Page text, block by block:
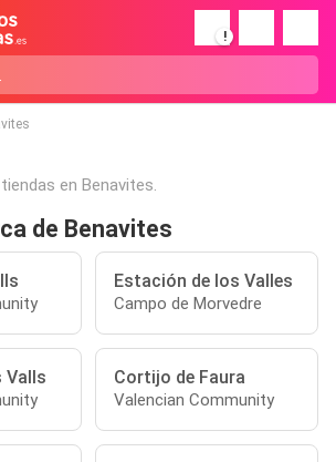
!
en Benavites.
de Benavites
Estación de los Valles
Campo de Morvedre
Valls Cortijo de Faura
Valencian Community